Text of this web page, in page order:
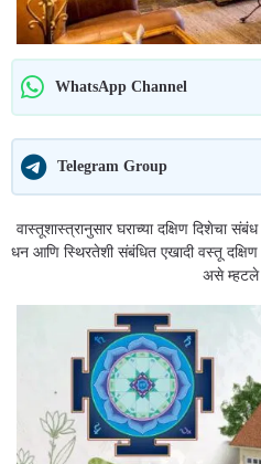
WhatsApp Channel
Telegram Group
वास्तूशास्त्रानुसार घराच्या दक्षिण दिशेचा
धन आणि स्थिरतेशी संबंधित एखादी वस्तू
असे म्हटले